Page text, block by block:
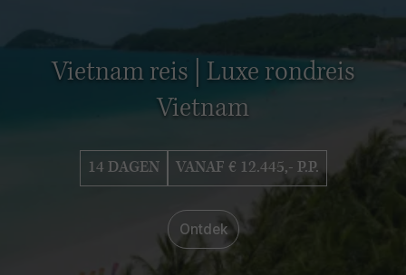
Vietnam reis | Luxe rondreis
Vietnam
14 DAGEN VANAF € 12.445,- P.P.
Ontdek